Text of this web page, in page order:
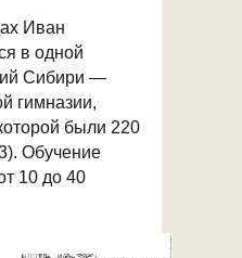
Иван
в одной
Сибири —
гимназии,
были 220
Обучение
10 до 40